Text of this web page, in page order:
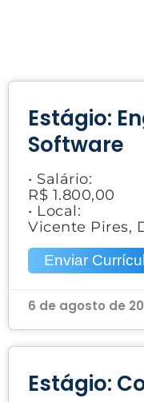
Estágio:
Software
• Salário:
R$ 1.800,00
• Local:
Vicente Pires,
Enviar
6 de agosto de
Estágio: